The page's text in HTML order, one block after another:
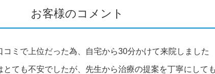
お客様のコメント
ミで上位だった為、自宅から30分かけて来院しました
ても不安でしたが、先生から治療の提案を丁寧にして